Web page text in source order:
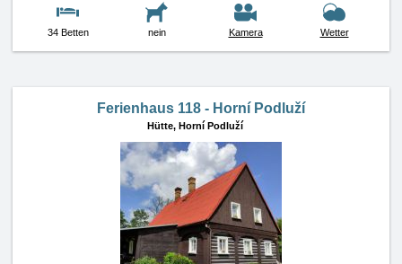
34 Betten nein Kamera Wetter
Ferienhaus 118 - Horní Podluží
Hütte, Horní Podluží